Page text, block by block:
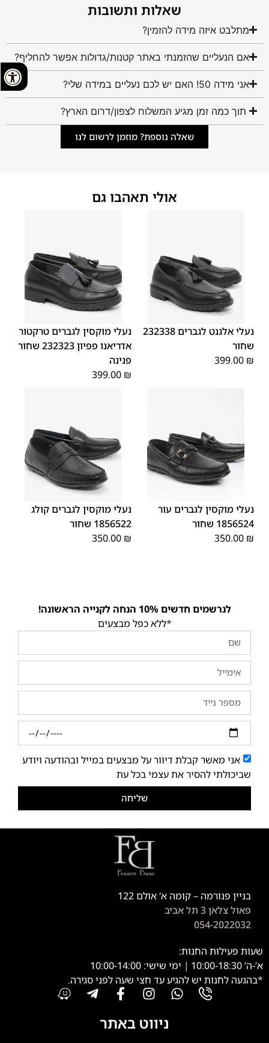
שאלות ותשובות
מתלבט איזה מידה להזמין?
אם הנעליים שהזמנתי באתר קטנות/גדולות אפשר להחליף?
אני מידה 50! האם יש לכם נעליים במידה שלי?
תוך כמה זמן מגיע המשלוח לצפון/דרום הארץ?
שאלה נוספת? מוזמן לרשום לנו
אולי תאהבו גם
40
41
42
43
נעלי אלגנט לגברים 232338
שחור
399.00 ₪
39
40
41
42
43
נעלי מוקסין לגברים טרקטור
אדריאנו פפיון 232323 שחור
פנינה
399.00 ₪
41
42
נעלי מוקסין לגברים עור
1856524 שחור
350.00 ₪
40
41
42
43
נעלי מוקסין לגברים קולג
1856522 שחור
350.00 ₪
לנרשמים חדשים 10% הנחה לקנייה הראשונה!
*ללא כפל מבצעים
אני מאשר קבלת דיוור על מבצעים במייל ובהודעה ויודע
שביכולתי להסיר את עצמי בכל עת
שליחה
בניין פנורמה – קומה א' אולם 122
פאול צלאן 3 תל אביב
054-2022032
שעות פעילות החנות:
א’-ה’ 10:00-18:30 | ימי שישי: 10:00-14:00
*בהגעה לחנות יש להגיע עד חצי שעה לפני סגירה.
ניווט באתר